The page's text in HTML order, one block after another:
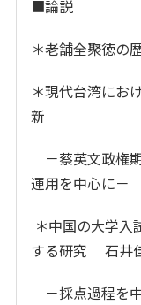
■論説
＊老舗全聚徳
＊現代台湾に
新
－蔡英文政権
運用を中心に－
＊中国の大学入
する研究 石井
－採点過程を